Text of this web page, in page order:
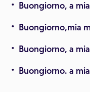
Buongiorno, a
Buongiorno,mia
Buongiorno, a
Buongiorno. a